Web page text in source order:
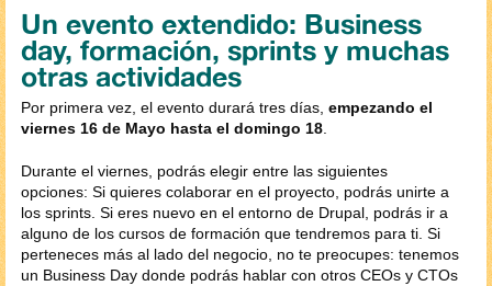
Un evento extendido: Business
day, formación, sprints y muchas
otras actividades
Por primera vez, el evento durará tres días, empezando el
viernes 16 de Mayo hasta el domingo 18
Durante el viernes, podrás elegir entre las siguientes
opciones: Si quieres colaborar en el proyecto, podrás unirte a
los sprints. Si eres nuevo en el entorno de Drupal, podrás ir a
alguno de los cursos de formación que tendremos para ti. Si
perteneces más al lado del negocio, no te preocupes: tenemos
un Business Day donde podrás hablar con otros CEOs y CTOs